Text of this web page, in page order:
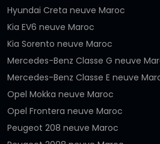
Hyundai Creta neuve Maroc
Kia EV6 neuve Maroc
Kia Sorento neuve Maroc
Mercedes-Benz Classe G neuve
Mercedes-Benz Classe E neuve
Opel Mokka neuve Maroc
Opel Frontera neuve Maroc
Peugeot 208 neuve Maroc